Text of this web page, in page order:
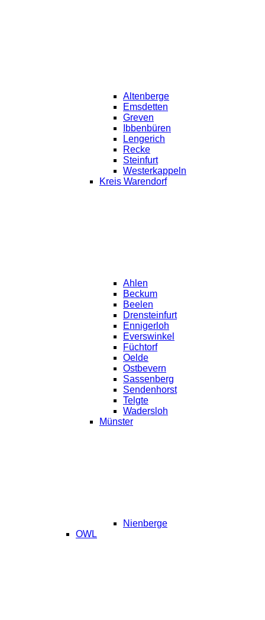
Altenberge
Emsdetten
Greven
Ibbenbüren
Lengerich
Recke
Steinfurt
Westerkappeln
Kreis Warendorf
Ahlen
Beckum
Beelen
Drensteinfurt
Ennigerloh
Everswinkel
Füchtorf
Oelde
Ostbevern
Sassenberg
Sendenhorst
Telgte
Wadersloh
Münster
Nienberge
OWL